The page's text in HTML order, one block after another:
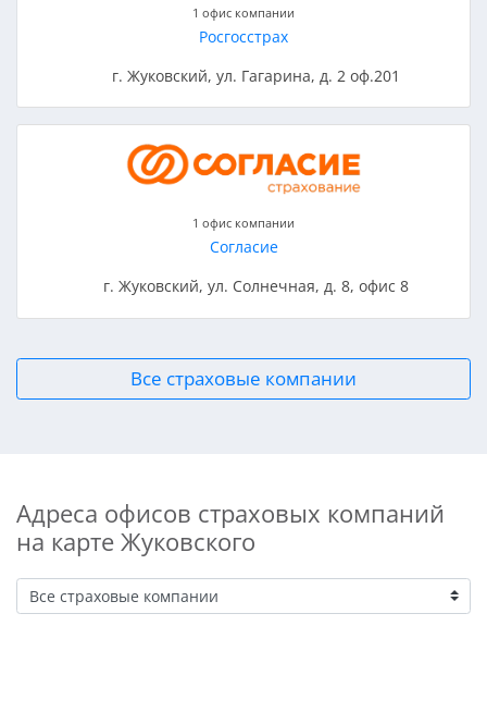
1 офис компании
Росгосстрах
г. Жуковский, ул. Гагарина, д. 2 оф.201
1 офис компании
Согласие
г. Жуковский, ул. Солнечная, д. 8, офис 8
Все страховые компании
Адреса офисов страховых компаний
на карте Жуковского